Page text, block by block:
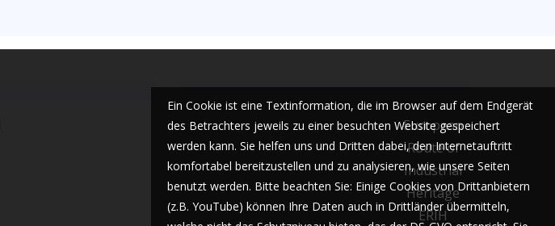
European
Route of
Industrial
Heritage
ERIH
Ein Cookie ist eine Textinformation, die im Browser auf dem Endgerät
des Betrachters jeweils zu einer besuchten Website gespeichert
werden kann. Sie helfen uns und Dritten dabei, den Internetauftritt
komfortabel bereitzustellen und zu analysieren, wie unsere Seiten
benutzt werden. Bitte beachten Sie: Einige Cookies von Drittanbietern
(z.B. YouTube) können Ihre Daten auch in Drittländer übermitteln,